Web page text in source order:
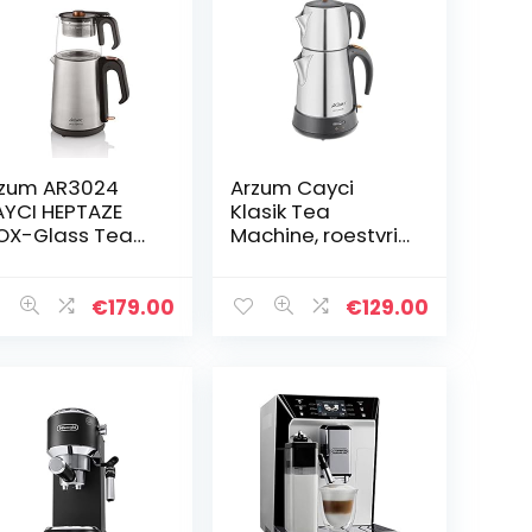
AR3024
HEPTAZE
Glass Tea
€179.00
Arzum Cayci
Klasik Tea
Machine, roestvrij
€129.00